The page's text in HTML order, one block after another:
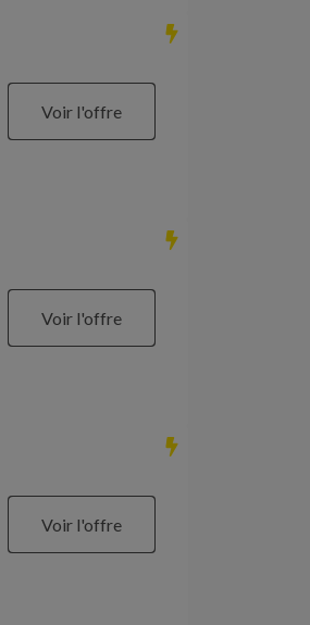
Voir l'offre
Voir l'offre
Voir l'offre